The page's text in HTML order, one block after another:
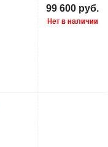
99 600 руб.